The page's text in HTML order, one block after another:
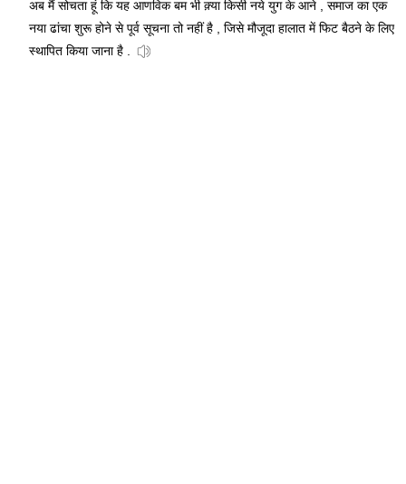
अब मैं सोचता हूं कि यह आणविक बम भी क़्या किसी नये युग के आने , समाज का एक
नया ढांचा शुरू होने से पूर्व सूचना तो नहीं है , जिसे मौजूदा हालात में फिट बैठने के लिए
स्थापित किया जाना है .